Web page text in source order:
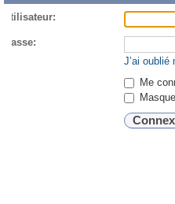
passe:
J’ai oublié
Me